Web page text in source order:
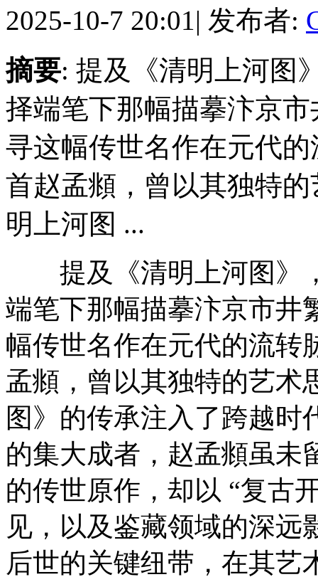
2025-10-7 20:01| 发布者:
摘要: 提及《清明上河图
择端笔下那幅描摹汴京
寻这幅传世名作在元代
首赵孟頫，曾以其独特
明上河图 ...
提及《清明上河图》
端笔下那幅描摹汴京市井
幅传世名作在元代的流转
孟頫，曾以其独特的艺术
图》的传承注入了跨越时
的集大成者，赵孟頫虽未
的传世原作，却以 “复古
见，以及鉴藏领域的深远
后世的关键纽带，在其艺